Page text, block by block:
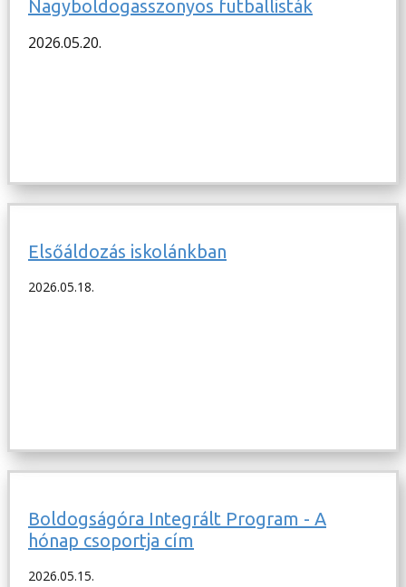
Nagyboldogasszonyos futballisták
2026.05.20.
Elsőáldozás iskolánkban
2026.05.18.
Boldogságóra Integrált Program - A
hónap csoportja cím
2026.05.15.